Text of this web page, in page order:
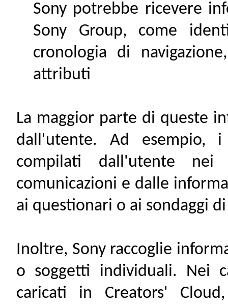
Sony potrebbe ricevere
Sony Group, come
cronologia di
attributi
La maggior parte di queste
dall'utente. Ad esempio,
compilati dall'utente
comunicazioni e dalle
ai questionari o ai sondaggi di
Inoltre, Sony raccoglie
o soggetti individuali. Nei
caricati in Creators'